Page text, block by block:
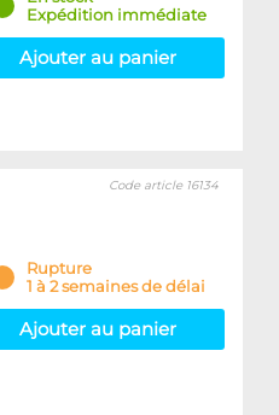
Expédition immédiate
Ajouter au panier
Code article 16134
Rupture
1 à 2 semaines de délai
Ajouter au panier